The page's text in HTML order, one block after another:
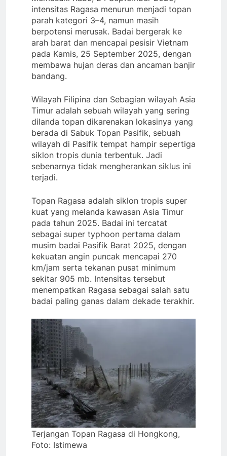
intensitas Ragasa menurun menjadi topan
parah kategori 3–4, namun masih
berpotensi merusak. Badai bergerak ke
arah barat dan mencapai pesisir Vietnam
pada Kamis, 25 September 2025, dengan
membawa hujan deras dan ancaman banjir
bandang.
Wilayah Filipina dan Sebagian wilayah Asia
Timur adalah sebuah wilayah yang sering
dilanda topan dikarenakan lokasinya yang
berada di Sabuk Topan Pasifik, sebuah
wilayah di Pasifik tempat hampir sepertiga
siklon tropis dunia terbentuk. Jadi
sebenarnya tidak mengherankan siklus ini
terjadi.
Topan Ragasa adalah siklon tropis super
kuat yang melanda kawasan Asia Timur
pada tahun 2025. Badai ini tercatat
sebagai super typhoon pertama dalam
musim badai Pasifik Barat 2025, dengan
kekuatan angin puncak mencapai 270
km/jam serta tekanan pusat minimum
sekitar 905 mb. Intensitas tersebut
menempatkan Ragasa sebagai salah satu
badai paling ganas dalam dekade terakhir.
Terjangan Topan Ragasa di Hongkong,
Foto: Istimewa